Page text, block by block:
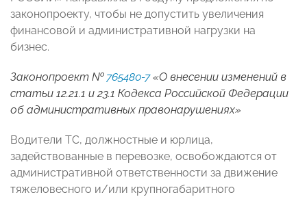
законопроекту, чтобы не допустить увеличения
финансовой и административной нагрузки на
бизнес.
Законопроект № 765480-7«О внесении изменений в
статьи 12.21.1 и 23.1 Кодекса Российской Федерации
об административных правонарушениях»
Водители ТС, должностные и юрлица,
задействованные в перевозке, освобождаются от
административной ответственности за движение
тяжеловесного и/или крупногабаритного